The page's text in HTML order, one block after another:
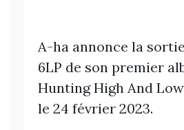
A-ha annonce la
6LP de son premier
Hunting High And
le 24 février 2023.